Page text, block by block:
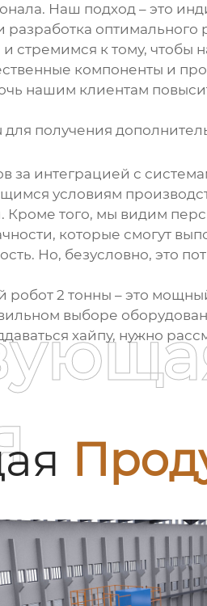
Наш подход – это
разработка оптимального
стремимся к тому,
компоненты и
нашим клиентам
получения
за интеграцией с
условиям
Кроме того, мы видим
которые смогут
Но, безусловно, это
робот 2 тонны – это
выборе
хайпу, нужно